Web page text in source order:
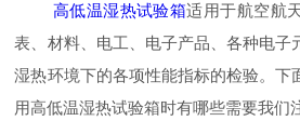
高低温湿热试验箱适用于航空航
表、材料、电工、电子产品、各种电子
湿热环境下的各项性能指标的检验。下
用高低温湿热试验箱时有哪些需要我们